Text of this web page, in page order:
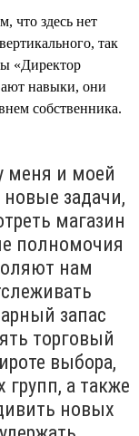
что здесь нет
так
«Директор
навыки, они
собственника.
меня и моей
задачи,
магазин
полномочия
нам
запас
торговый
выбора,
а также
новых